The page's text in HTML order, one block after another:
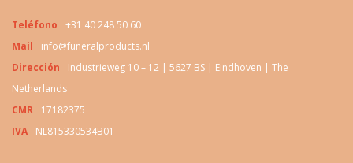
Teléfono
+31 40 248 50 60
Mail
info@funeralproducts.nl
Dirección
Industrieweg 10 – 12 | 5627 BS | Eindhoven | The
Netherlands
CMR
17182375
IVA
NL815330534B01